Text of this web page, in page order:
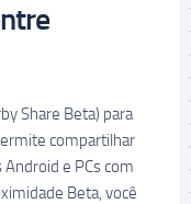
Share Beta) para
compartilhar
e PCs com
Beta, você